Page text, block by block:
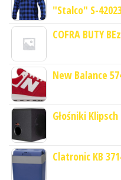
"Stalco" S-
COFRA BUTY
New Balance
Głośniki
Clatronic KB